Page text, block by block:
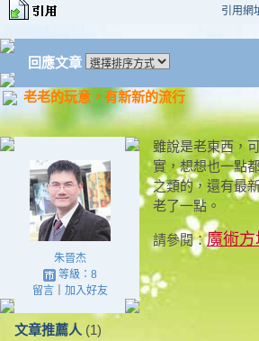
引用網
回應文章
老老的玩意，有新新的流行
朱晉杰
等級：8
留言｜ 加入好友
文章推薦人 (1)
雖說是老東西，
實，想想也一點
之類的，還有最
老了一點。
請參閱：魔術方